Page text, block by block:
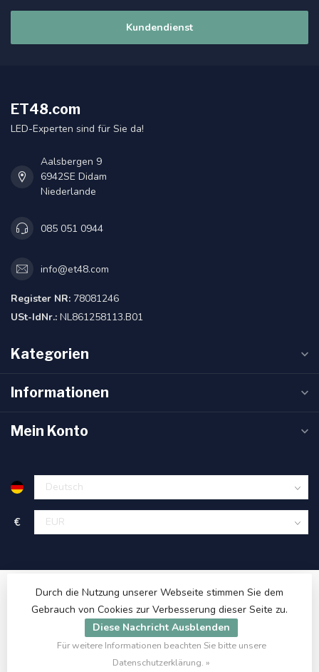
Kundendienst
ET48.com
LED-Experten sind für Sie da!
Aalsbergen 9
6942SE Didam
Niederlande
085 051 0944
info@et48.com
Register NR: 78081246
USt-IdNr.: NL861258113.B01
Kategorien
Informationen
Mein Konto
€
© Copyright 2026 ET48.com
Durch die Nutzung unserer Webseite stimmen Sie dem
Gebrauch von Cookies zur Verbesserung dieser Seite zu.
Diese Nachricht Ausblenden
Für weitere Informationen beachten Sie bitte unsere
Datenschutzerklärung. »